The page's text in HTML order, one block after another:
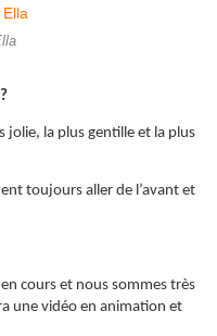
jolie, la plus gentille et la plus
toujours aller de l’avant et
cours et nous sommes très
une vidéo en animation et